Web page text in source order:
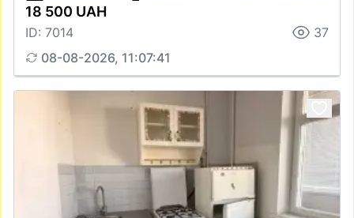
18 500 UAH
ID: 7014
37
08-08-2026, 11:07:41